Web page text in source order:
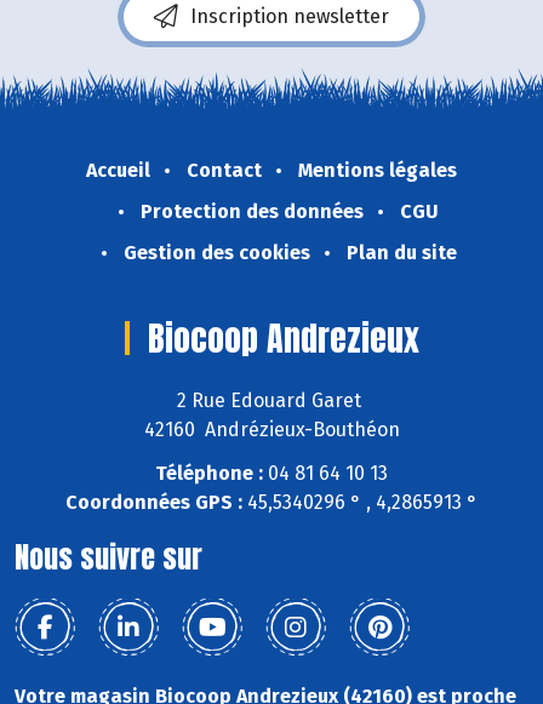
Inscription newsletter
Accueil Contact
Mentions légales
Protection des données
CGU
Gestion des cookies
Plan du site
Biocoop Andrezieux
2 Rue Edouard Garet
42160 Andrézieux-Bouthéon
Téléphone : 04 81 64 10 13
Coordonnées GPS : 45,5340296 ° , 4,2865913 °
Nous suivre sur
Votre magasin Biocoop Andrezieux (42160) est proche